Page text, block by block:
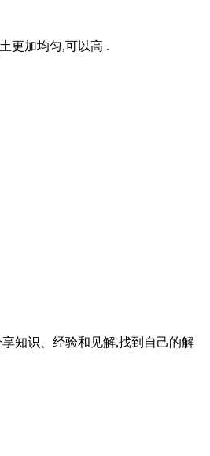
更加均匀,可以高 .
知识、经验和见解,找到自己的解